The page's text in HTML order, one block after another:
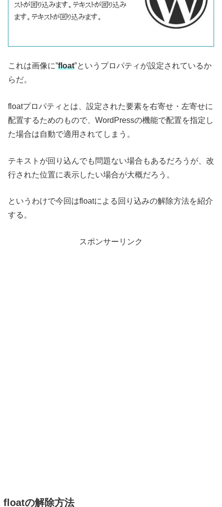
これは画像に”float”というプロパティが設定されているか
らだ。
floatプロパティとは、設定された要素を右寄せ・左寄せに
配置するためのもので、WordPressの機能で配置を指定し
た場合は自動で適用されてしまう。
テキストが回り込んでも問題ない場合もあるだろうが、改
行された位置に表示したい場合が大概だろう。
というわけで今回はfloatによる回り込みの解除方法を紹介
する。
スポンサーリンク
floatの解除方法